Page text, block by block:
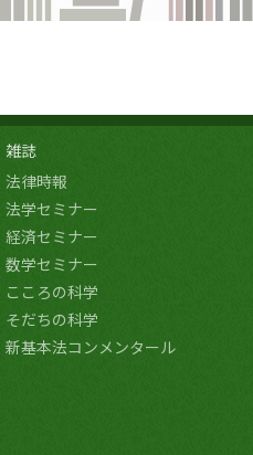
雑誌
法律時報
法学セミナー
経済セミナー
数学セミナー
こころの科学
そだちの科学
新基本法コンメンタール